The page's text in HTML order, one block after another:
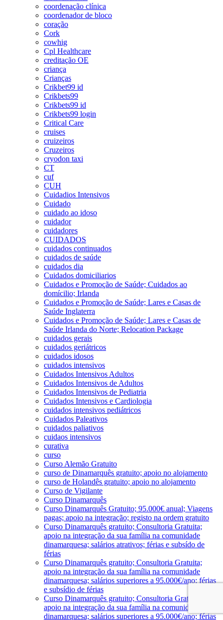
coordenação clínica
coordenador de bloco
coração
Cork
cowhig
Cpl Healthcare
creditação OE
criança
Crianças
Crikbet99 id
Crikbets99
Crikbets99 id
Crikbets99 login
Critical Care
cruises
cruizeiros
Cruzeiros
cryodon taxi
CT
cuf
CUH
Cuidadios Intensivos
Cuidado
cuidado ao idoso
cuidador
cuidadores
CUIDADOS
cuidados continuados
cuidados de saúde
cuidados dia
Cuidados domiciliarios
Cuidados e Promoção de Saúde; Cuidados ao
domícilio; Irlanda
Cuidados e Promoção de Saúde; Lares e Casas de
Saúde Inglaterra
Cuidados e Promoção de Saúde; Lares e Casas de
Saúde Irlanda do Norte; Relocation Package
cuidados gerais
cuidados geriátricos
cuidados idosos
cuidados intensivos
Cuidados Intensivos Adultos
Cuidados Intensivos de Adultos
Cuidados Intensivos de Pediatria
Cuidados Intensivos e Cardiologia
cuidados intensivos pediátricos
Cuidados Paleativos
cuidados paliativos
cuidaos intensivos
curativa
curso
Curso Alemão Gratuito
curso de Dinamarquês gratuito; apoio no alojamento
curso de Holandês gratuito; apoio no alojamento
Curso de Vigilante
Curso Dinamarquês
Curso Dinamarquês Gratuito; 95.000€ anual; Viagens
pagas; apoio na integração; registo na ordem gratuito
Curso Dinamarquês gratuito; Consultoria Gratuita;
apoio na integração da sua família na comunidade
dinamarquesa; salários atrativos; férias e subsído de
férias
Curso Dinamarquês gratuito; Consultoria Gratuita;
apoio na integração da sua família na comunidade
dinamarquesa; salários superiores a 95.000€/ano; férias
e subsídio de férias
Curso Dinamarquês gratuito; Consultoria Gratuita;
apoio na integração da sua família na comunidade
dinamarquesa; salários superiores a 95.000€/ano; férias